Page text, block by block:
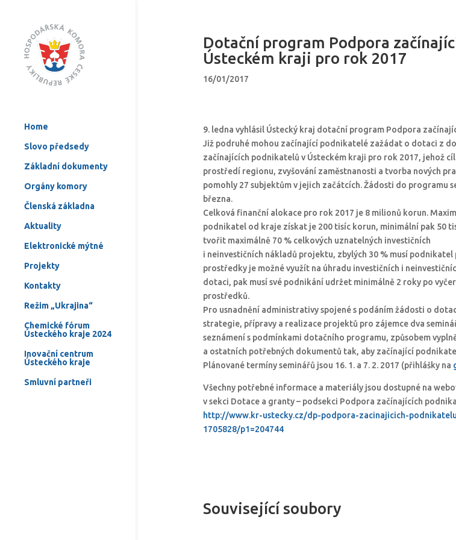
Home
Slovo předsedy
Základní dokumenty
Orgány komory
Členská základna
Aktuality
Elektronické mýtné
Projekty
Kontakty
Režim „Ukrajina“
Chemické fórum
Ústeckého kraje 2024
Inovační centrum
Ústeckého kraje
Smluvní partneři
Dotační program Podpora
Ústeckém kraji pro rok 2017
16/01/2017
9. ledna vyhlásil Ústecký kraj dotační program Podpora
Již podruhé mohou začínající podnikatelé zažádat o dotaci z
začínajících podnikatelů v Ústeckém kraji pro rok 2017, jehož
prostředí regionu, zvyšování zaměstnanosti a tvorba nových
pomohly 27 subjektům v jejich začátcích. Žádosti do programu
března.
Celková finanční alokace pro rok 2017 je 8 milionů korun.
podnikatel od kraje získat je 200 tisíc korun, minimální pak 50
tvořit maximálně 70 % celkových uznatelných investičních
i neinvestičních nákladů projektu, zbylých 30 % musí
prostředky je možné využít na úhradu investičních i
dotaci, pak musí své podnikání udržet minimálně 2 roky po
prostředků.
Pro usnadnění administrativy spojené s podáním žádosti o
strategie, přípravy a realizace projektů pro zájemce dva
seznámení s podmínkami dotačního programu, způsobem
a ostatních potřebných dokumentů tak, aby začínající
Plánované termíny seminářů jsou 16. 1. a 7. 2. 2017 (přihlášky na
Všechny potřebné informace a materiály jsou dostupné na
v sekci Dotace a granty – podsekci Podpora začínajících
http://www.kr-ustecky.cz/dp-podpora-zacinajicich-
1705828/p1=204744
Související soubory